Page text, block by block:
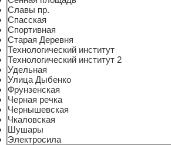
Славы пр.
Спасская
Спортивная
Старая Деревня
Технологический институт
Технологический институт 2
Удельная
Улица Дыбенко
Фрунзенская
Черная речка
Чернышевская
Чкаловская
Шушары
Электросила